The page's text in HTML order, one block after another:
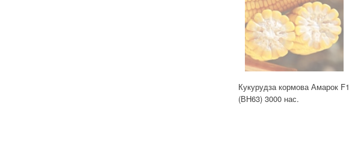
Кукурудза кормова Амарок F1
(ВН63) 3000 нас.